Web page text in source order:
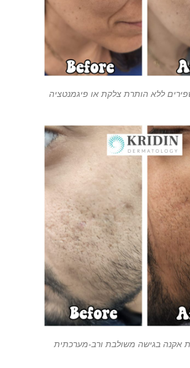
ללא הותרת צלקת או פיגמנטציה
אקנה בגישה משולבת ורב-מערכתית